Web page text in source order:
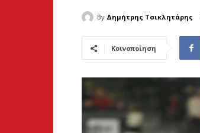
By Δημήτρης Τσικλητάρης
Κοινοποίηση